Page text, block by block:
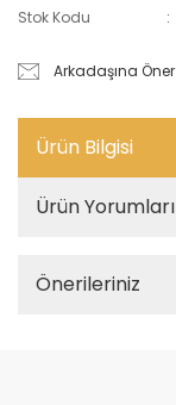
Stok Kodu
Arkadaşına Öner
Ürün Bilgisi
Ürün Yorumları
Önerileriniz